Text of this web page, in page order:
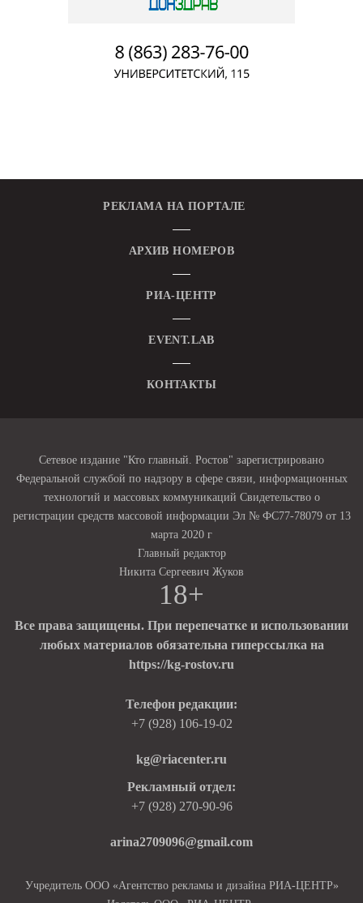
РЕКЛАМА НА ПОРТАЛЕ
АРХИВ НОМЕРОВ
РИА-ЦЕНТР
EVENT.LAB
КОНТАКТЫ
Сетевое издание "Кто главный. Ростов" зарегистрировано
Федеральной службой по надзору в сфере связи, информационных
технологий и массовых коммуникаций Свидетельство о
регистрации средств массовой информации Эл № ФС77-78079 от 13
марта 2020 г
Главный редактор
Никита Сергеевич Жуков
18+
Все права защищены. При перепечатке и использовании
любых материалов обязательна гиперссылка на
https://kg-rostov.ru
Телефон редакции:
+7 (928) 106-19-02
kg@riacenter.ru
Рекламный отдел:
+7 (928) 270-90-96
arina2709096@gmail.com
Учредитель ООО «Агентство рекламы и дизайна РИА-ЦЕНТР»